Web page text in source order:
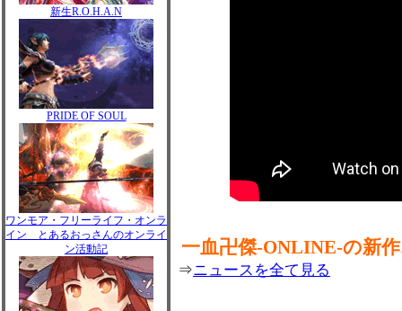
新生R.O.H.A.N
PRIDE OF SOUL
ワンモア・フリーライフ・オンラ
イン とあるおっさんのオンライ
ン活動記
一血卍傑-ONLINE-の新
⇒ニュースを全て見る